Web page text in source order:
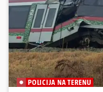
POLICIJA NA TERENU